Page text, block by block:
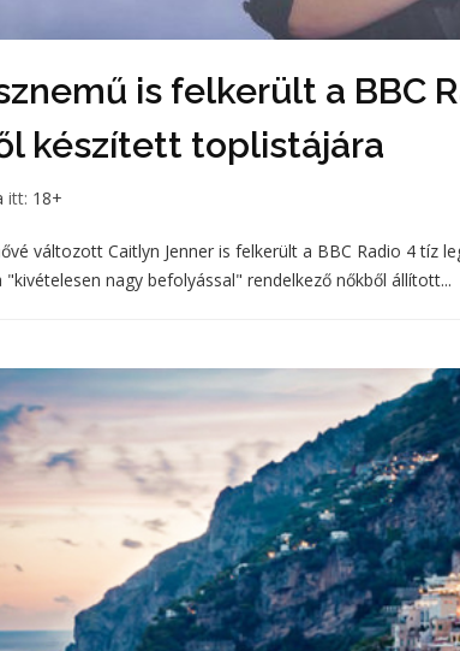
is felkerült a BBC
készített toplistájára
itt: 18+
változott Caitlyn Jenner is felkerült a BBC Radio 4 tíz
"kivételesen nagy befolyással" rendelkező nőkből állított...